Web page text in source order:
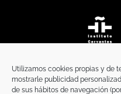
Utilizamos cookies propias y de
mostrarle publicidad
de sus hábitos de navegación